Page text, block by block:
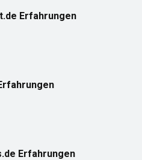
Erfahrungen
Erfahrungen